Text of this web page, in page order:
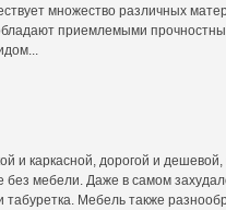
множество различных
приемлемыми
и каркасной, дорогой и
без мебели. Даже в самом
табуретка. Мебель также